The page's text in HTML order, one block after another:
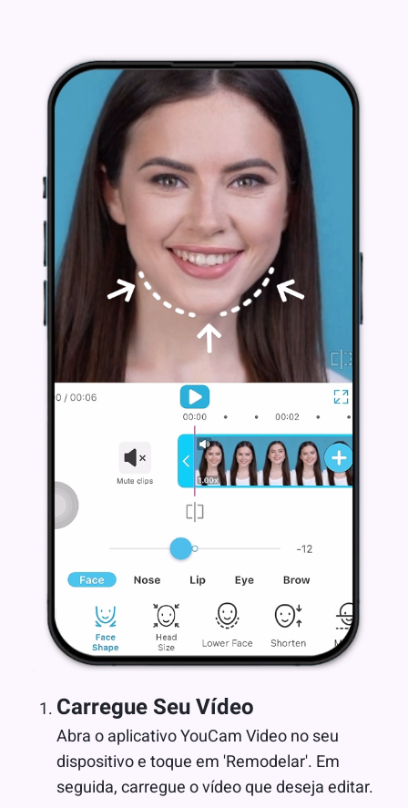
Carregue Seu Vídeo
Abra o aplicativo YouCam Video no seu
dispositivo e toque em 'Remodelar'. Em
seguida, carregue o vídeo que deseja editar.